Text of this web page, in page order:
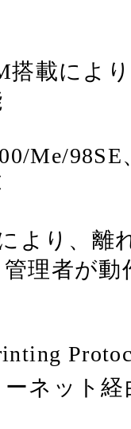
搭載によ
Me/
より、離
理者が
ネット